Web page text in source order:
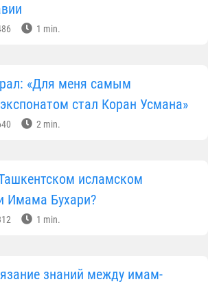
1 min.
«Для меня самым
стал Коран Усмана»
2 min.
исламском
Имама Бухари?
1 min.
знаний между имам-